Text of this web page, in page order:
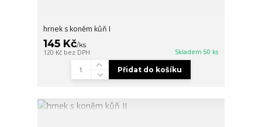
hrnek s koněm kůň I
145 Kč/ks
120 Kč bez DPH Skladem 50 ks
Přidat do košíku